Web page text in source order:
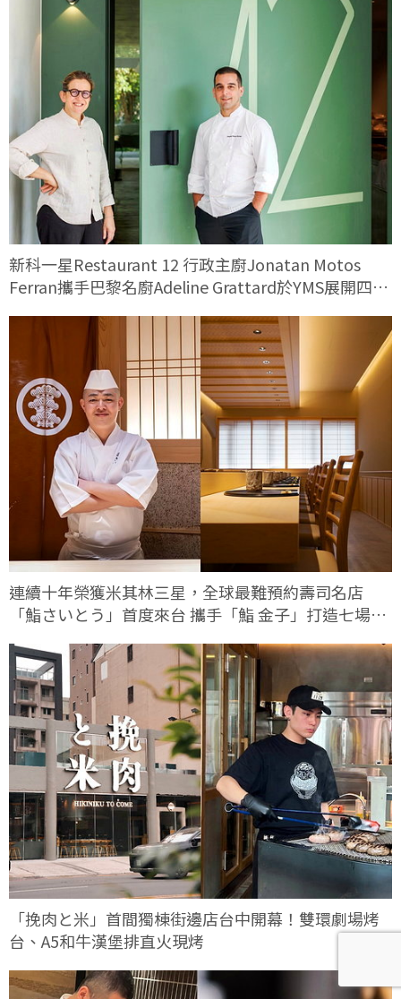
新科一星Restaurant 12 行政主廚Jonatan Motos
Ferran攜手巴黎名廚Adeline Grattard於YMS展開四手
連續十年榮獲米其林三星，全球最難預約壽司名店
「鮨さいとう」首度來台 攜手「鮨 金子」打造七場限
「挽肉と米」首間獨棟街邊店台中開幕！雙環劇場烤
台、A5和牛漢堡排直火現烤